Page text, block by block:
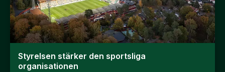
Styrelsen stärker den sportsliga
organisationen